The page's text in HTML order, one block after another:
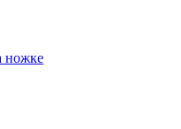
ножке